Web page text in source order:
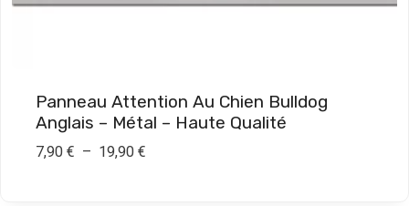
€
,
9
0
Panneau Attention Au Chien Bulldog
Anglais – Métal – Haute Qualité
7,90 € – 19,90 €P